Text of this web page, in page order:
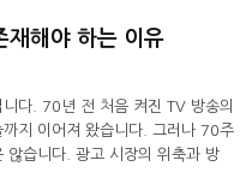
재해야 하는 이유
다. 70년 전 처음 켜진 TV 방송의
지 이어져 왔습니다. 그러나 70주
않습니다. 광고 시장의 위축과 방